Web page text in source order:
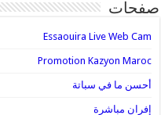
صفحات
Essaouira Live Web Cam
Promotion Kazyon Maroc
أحسن ما في سباتة
إفران مباشرة